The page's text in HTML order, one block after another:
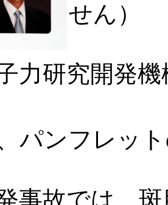
せん）
力研究開発機
パンフレッ
事故では、斑